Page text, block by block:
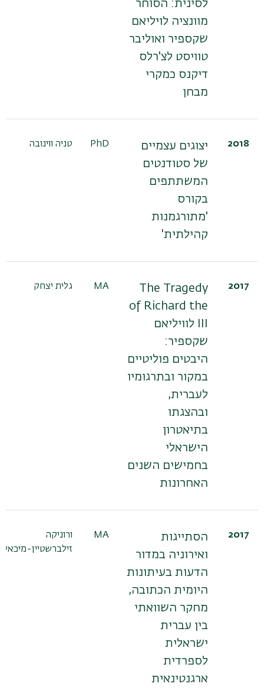
לסינית: הסוחר
מוונציה לויליאם
שקספיר ואוליבר
טוויסט לצ'רלס
דיקנס כמקרי
מבחן
2018
יצוגים עצמיים
של סטודנטים
המשתתפים
בקורס
'מתורגמנות
קהילתית'
PhD טניה ווינובה
2017
The Tragedy
of Richard the
III לוויליאם
שקספיר:
היבטים פוליטיים
במקור ובתרגומיו
לעברית,
ובהצגתו
בתיאטרון
הישראלי
בחמישים השנים
האחרונות
MA גלית יצחק
2017
הסתייגות
ואירוניה במדור
הדעות בעיתונות
היומית הכתובה,
מחקר השוואתי
בין עברית
ישראלית
לספרדית
ארגנטינאית
MA
ורוניקה
זילברשטיין-מיכאלי